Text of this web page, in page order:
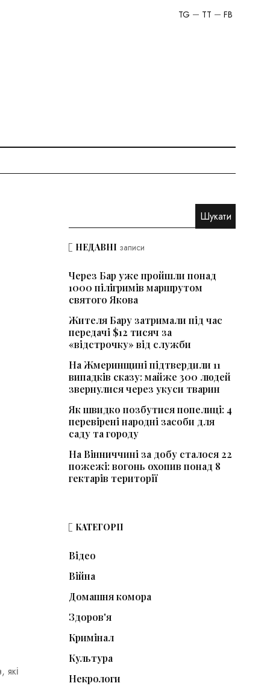
FB
TT
TG
які
НЕДАВНІ записи
Через Бар уже пройшли понад
1000 пілігримів маршрутом
святого Якова
Жителя Бару затримали під час
передачі $12 тисяч за
«відстрочку» від служби
На Жмеринщині підтвердили 11
випадків сказу: майже 300 людей
звернулися через укуси тварин
Як швидко позбутися попелиці: 4
перевірені народні засоби для
саду та городу
На Вінниччині за добу сталося 22
пожежі: вогонь охопив понад 8
гектарів території
КАТЕГОРІЇ
Відео
Війна
Домашня комора
Здоров'я
Кримінал
Культура
Некрологи